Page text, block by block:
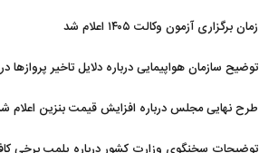
زمان برگزاری آزمون وکالت ۱۴۰۵ اعلام شد
توضیح سازمان هواپیمایی درباره دلایل تاخیر پروازها
طرح نهایی مجلس درباره افزایش قیمت بنزین اعلام